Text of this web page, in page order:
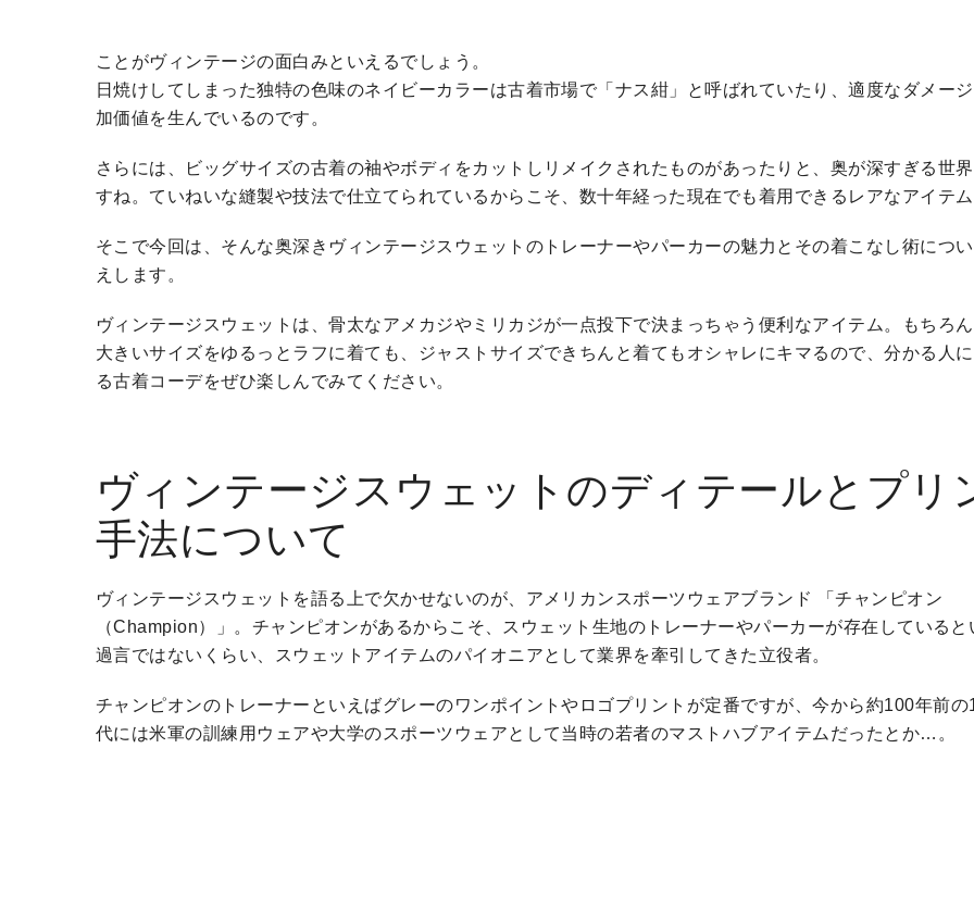
ことがヴィンテージの面白みといえるでしょう。
日焼けしてしまった独特の色味のネイビーカラーは古着市場で「ナス紺」と呼ばれていたり、適度なダメー
加価値を生んでいるのです。
さらには、ビッグサイズの古着の袖やボディをカットしリメイクされたものがあったりと、奥が深すぎる世
すね。ていねいな縫製や技法で仕立てられているからこそ、数十年経った現在でも着用できるレアなアイテ
そこで今回は、そんな奥深きヴィンテージスウェットのトレーナーやパーカーの魅力とその着こなし術につ
えします。
ヴィンテージスウェットは、骨太なアメカジやミリカジが一点投下で決まっちゃう便利なアイテム。もちろ
大きいサイズをゆるっとラフに着ても、ジャストサイズできちんと着てもオシャレにキマるので、分かる人
る古着コーデをぜひ楽しんでみてください。
ヴィンテージスウェットのディテールとプリ
手法について
ヴィンテージスウェットを語る上で欠かせないのが、アメリカンスポーツウェアブランド 「チャンピオン
（Champion）」。チャンピオンがあるからこそ、スウェット生地のトレーナーやパーカーが存在していると
過言ではないくらい、スウェットアイテムのパイオニアとして業界を牽引してきた立役者。
チャンピオンのトレーナーといえばグレーのワンポイントやロゴプリントが定番ですが、今から約100年前の
代には米軍の訓練用ウェアや大学のスポーツウェアとして当時の若者のマストハブアイテムだったとか…。